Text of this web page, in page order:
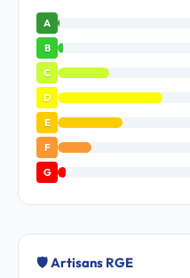
A
B
C
D
E
F
G
🛡️ Artisans RGE